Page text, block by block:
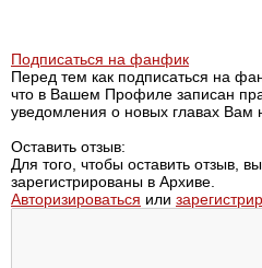
Подписаться на фанфик
Перед тем как подписаться на
что в Вашем Профиле записан
уведомления о новых главах Вам
Оставить отзыв:
Для того, чтобы оставить отзыв,
зарегистрированы в Архиве.
Авторизироваться или